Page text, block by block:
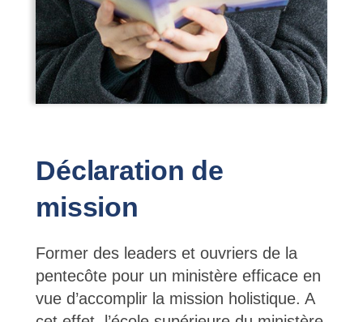
Déclaration de
mission
Former des leaders et ouvriers de la
pentecôte pour un ministère efficace en
vue d’accomplir la mission holistique. A